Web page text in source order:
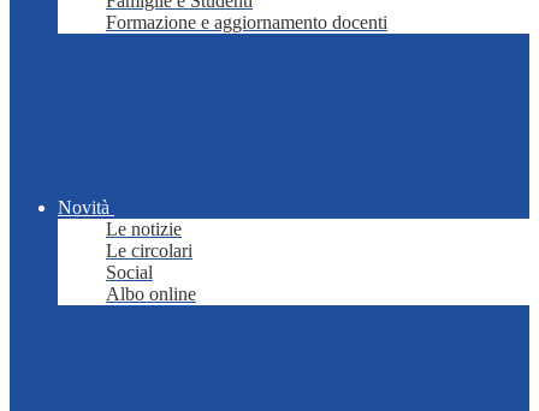
Formazione e aggiornamento docenti
Novità
Le notizie
Le circolari
Social
Albo online